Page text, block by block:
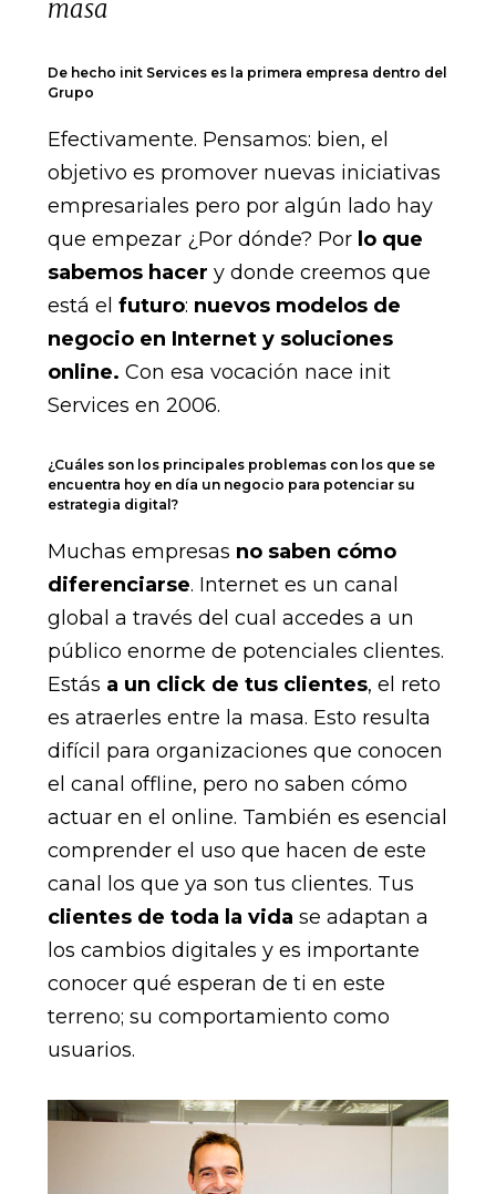
masa
De hecho init Services es la primera empresa dentro del
Grupo
Efectivamente. Pensamos: bien, el
objetivo es promover nuevas iniciativas
empresariales pero por algún lado hay
que empezar ¿Por dónde? Por lo que
sabemos hacer y donde creemos que
está el futuro: nuevos modelos de
negocio en Internet y soluciones
online. Con esa vocación nace init
Services en 2006.
¿Cuáles son los principales problemas con los que se
encuentra hoy en día un negocio para potenciar su
estrategia digital?
Muchas empresas no saben cómo
diferenciarse. Internet es un canal
global a través del cual accedes a un
público enorme de potenciales clientes.
Estás a un click de tus clientes, el reto
es atraerles entre la masa. Esto resulta
difícil para organizaciones que conocen
el canal offline, pero no saben cómo
actuar en el online. También es esencial
comprender el uso que hacen de este
canal los que ya son tus clientes. Tus
clientes de toda la vida se adaptan a
los cambios digitales y es importante
conocer qué esperan de ti en este
terreno; su comportamiento como
usuarios.